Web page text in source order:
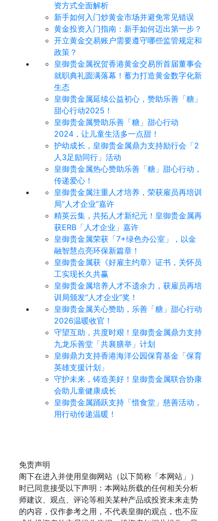
资方式全面解析
新手如何入门炒黄金市场并避免常见错误
黄金投资入门指南：新手如何迈出第一步？
开立黄金交易账户需要遵守哪些监管规定和
政策？
皇御贵金属祝贺香港黄金交易所首届董事会
就职典礼圆满落幕！蓄力打造黄金数字化新
生态
皇御贵金属延续公益初心，赞助乐善「糖」
甜心行动2025！
皇御贵金属赞助乐善「糖」甜心行动
2024，让儿童生活多一点甜！
护幼成长，皇御贵金属鼎力支持励行会「2
人3足励同行」活动
皇御贵金属热心赞助乐善「糖」甜心行动，
传递爱心！
皇御贵金属注重人才培养，荣获雇员再培训
局“人才企业”嘉许
精英云集，共拓人才新纪元！皇御贵金属再
获ERB「人才企业」嘉许
皇御贵金属荣获「7+绿色办公室」，以金
融智慧点亮环保新篇章！
皇御贵金属获《好雇主约章》证书，关怀员
工实现长久共赢
皇御贵金属培养人才不遗余力，获雇员再培
训局颁发“人才企业”奖！
皇御贵金属关心赞助，乐善「糖」甜心行动
2026温暖收官！
守望互助，共度时艰！皇御贵金属鼎力支持
九龙乐善堂「共襄膳举」计划
皇御鼎力支持香港海洋公园保育基金「保育
英雄支援计划」
守护未来，铸造美好！皇御贵金属联合协康
会助儿童健康成长
皇御贵金属踊跃支持「惜食堂」慈善活动，
用行动传递温暖！
免责声明
阁下在进入并使用皇御网站（以下简称「本网站」）
时已同意接受以下声明：本网站所载的任何相关分析
师建议、观点、评论等相关某种产品或投资未来走势
的内容，仅作参考之用，不代表皇御的观点，也不应